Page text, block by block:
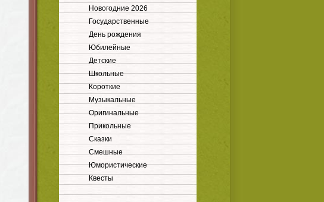
Новогодние 2026
Государственные
День рождения
Юбилейные
Детские
Школьные
Короткие
Музыкальные
Оригинальные
Прикольные
Сказки
Смешные
Юмористические
Квесты